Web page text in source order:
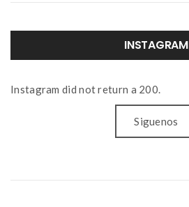
INSTAGRAM
Instagram did not return a 200.
Siguenos